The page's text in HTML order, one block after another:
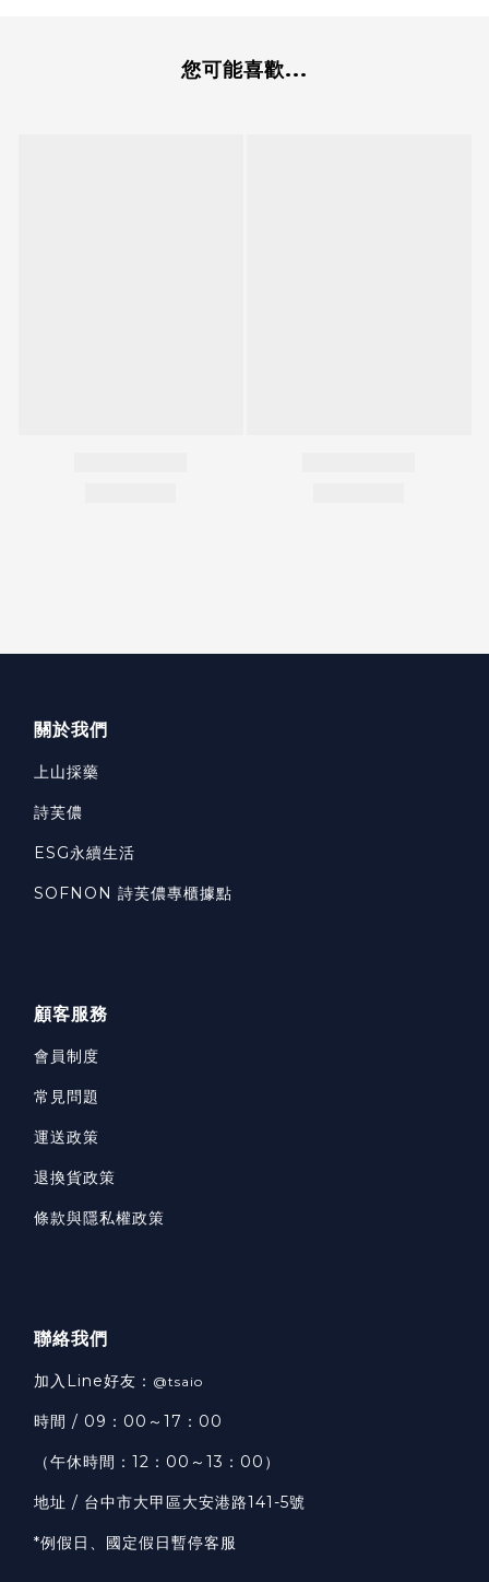
您可能喜歡...
關於我們
上山採藥
詩芙儂
ESG永續生活
SOFNON 詩芙儂專櫃據點
顧客服務
會員制度
常見問題
運送政策
退換貨政策
條款與隱私權政策
聯絡我們
加入Line好友： @tsaio
時間 / 09：00～17：00
（午休時間：12：00～13：00）
地址 / 台中市大甲區大安港路141-5號
*例假日、國定假日暫停客服